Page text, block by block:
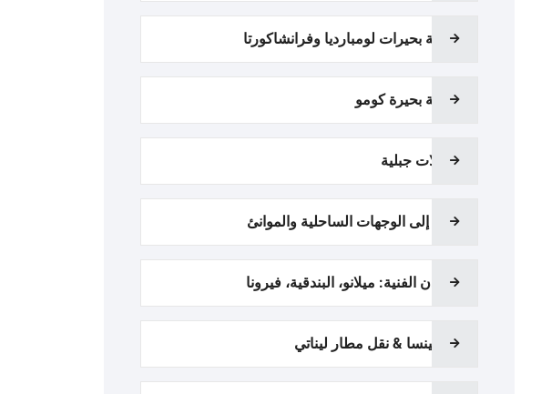
جولة بحيرات لومبارديا وفرانشاكورتا
جولة بحيرة كومو
رحلات جبلية
نقل إلى الوجهات الساحلية والموانئ
المدن الفنية: ميلانو، البندقية، فيرونا
مالبينسا & نقل مطار ليناتي